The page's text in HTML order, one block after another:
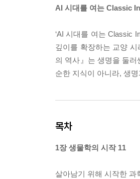
AI 시대를 여는 Classic
‘AI 시대를 여는 Classic
깊이를 확장하는 교양
의 역사』는 생명을 둘
순한 지식이 아니라, 생
목차
1장 생물학의 시작 11
살아남기 위해 시작한 과